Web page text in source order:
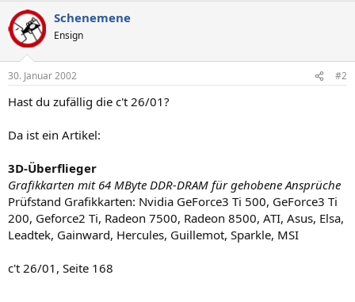
Schenemene
Ensign
30. Januar 2002 #2
Hast du zufällig die c't 26/01?
Da ist ein Artikel:
3D-Überflieger
Grafikkarten mit 64 MByte DDR-DRAM für gehobene Ansprüche
Prüfstand Grafikkarten: Nvidia GeForce3 Ti 500, GeForce3 Ti
200, Geforce2 Ti, Radeon 7500, Radeon 8500, ATI, Asus, Elsa,
Leadtek, Gainward, Hercules, Guillemot, Sparkle, MSI
c't 26/01, Seite 168